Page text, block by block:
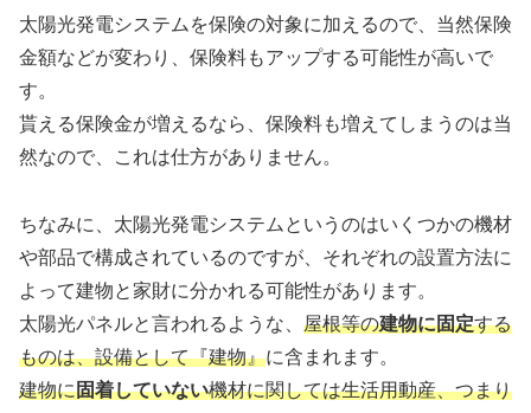
太陽光発電システムを保険の対象に加えるので、当然保険
金額などが変わり、保険料もアップする可能性が高いで
す。
貰える保険金が増えるなら、保険料も増えてしまうのは当
然なので、これは仕方がありません。
ちなみに、太陽光発電システムというのはいくつかの機材
や部品で構成されているのですが、それぞれの設置方法に
よって建物と家財に分かれる可能性があります。
太陽光パネルと言われるような、 屋根等の建物に固定する
ものは、設備として『建物』に含まれます。
建物に固着していない機材に関しては生活用動産、つまり